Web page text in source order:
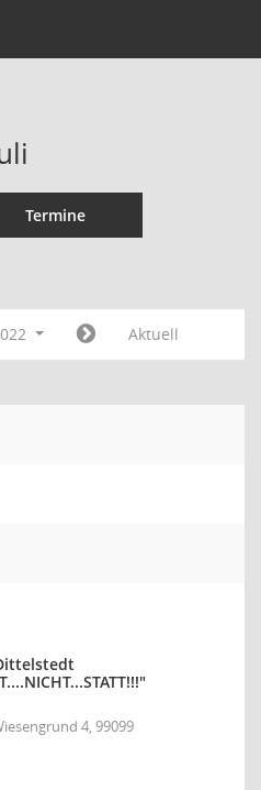
Termine
Aktuell
4, 99099